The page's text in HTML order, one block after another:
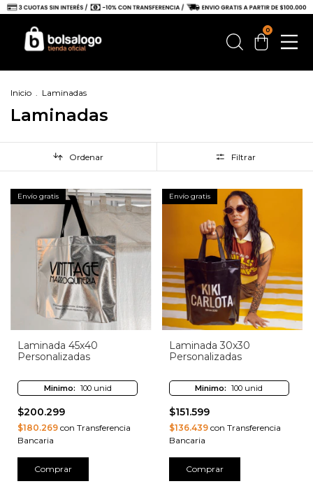
0
Inicio . Laminadas
Laminadas
Ordenar Filtrar
Envío gratis
Laminada 45x40
Personalizadas
Minimo: 100 unid
$200.299
$180.269 con Transferencia
Bancaria
Comprar
Envío gratis
Laminada 30x30
Personalizadas
Minimo: 100 unid
$151.599
$136.439con Transferencia
Bancaria
Comprar